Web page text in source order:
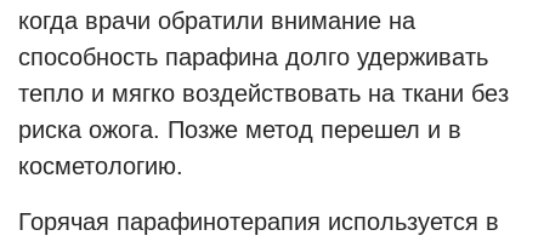
когда врачи обратили внимание на
способность парафина долго удерживать
тепло и мягко воздействовать на ткани без
риска ожога. Позже метод перешел и в
косметологию.
Горячая парафинотерапия используется в